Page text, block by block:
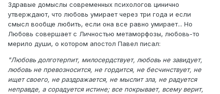
Здравые домыслы современных психологов цинично
утверждают, что любовь умирает через три года и если
смысл вообще любить, если она все равно умирает... Но
Любовь совершает с Личностью метаморфозы, любовь-то
мерило души, о котором апостол Павел писал:
"Любовь долготерпит, милосердствует, любовь не завидует,
любовь не превозносится, не гордится, не бесчинствует, не
ищет своего, не раздражается, не мыслит зла, не радуется
неправде, а сорадуется истине; все покрывает, всему верит,